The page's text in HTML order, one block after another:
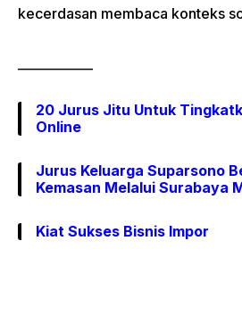
kecerdasan membaca konteks
____________
20 Jurus Jitu Untuk
Online
Jurus Keluarga Suparsono
Kemasan Melalui Surabaya
Kiat Sukses Bisnis Impor